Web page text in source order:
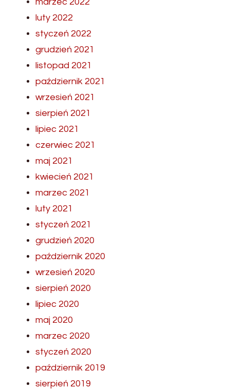
luty 2022
styczeń 2022
grudzień 2021
listopad 2021
październik 2021
wrzesień 2021
sierpień 2021
lipiec 2021
czerwiec 2021
maj 2021
kwiecień 2021
marzec 2021
luty 2021
styczeń 2021
grudzień 2020
październik 2020
wrzesień 2020
sierpień 2020
lipiec 2020
maj 2020
marzec 2020
styczeń 2020
październik 2019
sierpień 2019